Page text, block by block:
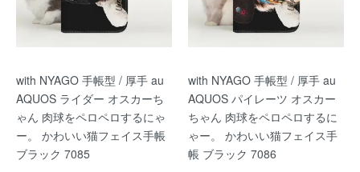
with NYAGO 手帳型 / 厚手 au
AQUOS ライダー オスカーち
ゃん 肉球をペロペロするにゃ
ー。 かわいい猫フェイス手帳
ブラック 7085
with NYAGO 手帳型 / 厚手 au
AQUOS パイレーツ オスカー
ちゃん 肉球をペロペロするに
ゃー。 かわいい猫フェイス手
帳 ブラック 7086